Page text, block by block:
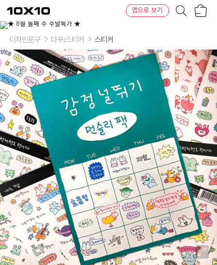
텐
바
텐
앱으로 보기
디자인문구 다꾸/스티커 스티커